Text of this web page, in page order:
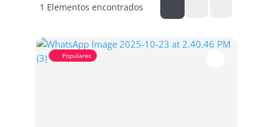
1 Elementos encontrados
Populares